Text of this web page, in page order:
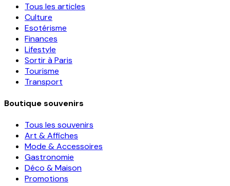
Tous les articles
Culture
Esotérisme
Finances
Lifestyle
Sortir à Paris
Tourisme
Transport
Boutique souvenirs
Tous les souvenirs
Art & Affiches
Mode & Accessoires
Gastronomie
Déco & Maison
Promotions